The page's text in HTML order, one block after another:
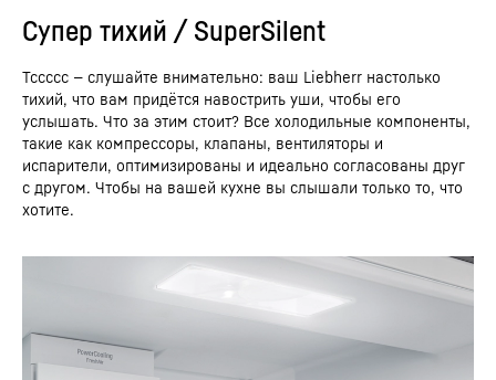
Супер тихий / SuperSilent
Тссссс — слушайте внимательно: ваш Liebherr настолько
тихий, что вам придётся навострить уши, чтобы его
услышать. Что за этим стоит? Все холодильные компоненты,
такие как компрессоры, клапаны, вентиляторы и
испарители, оптимизированы и идеально согласованы друг
с другом. Чтобы на вашей кухне вы слышали только то, что
хотите.